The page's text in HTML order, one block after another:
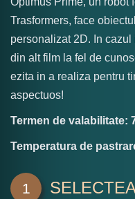
Trasformers, face
personalizat 2D. In
din alt film la fel de
ezita in a realiza pentru
aspectuos!
Termen de valabilitate:
Temperatura de
1